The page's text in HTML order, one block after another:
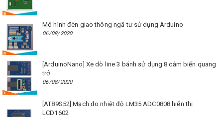
Mô hình đèn giao thông ngã tư sử dụng Arduino
06/08/2020
[ArduinoNano] Xe dò line 3 bánh sử dụng 8 cảm biến quang
trở
06/08/2020
[AT89S52] Mạch đo nhiệt độ LM35 ADC0808 hiển thị
LCD1602